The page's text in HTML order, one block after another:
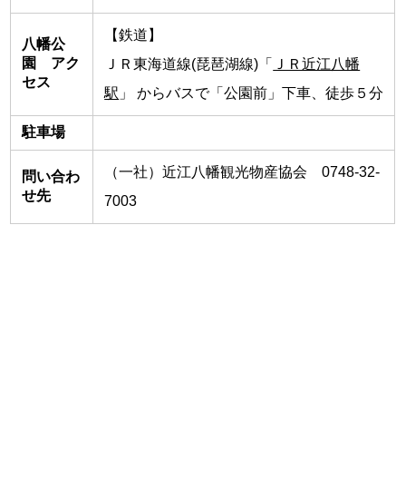
八幡公
園 アク
セス
【鉄道】
ＪＲ東海道線(琵琶湖線)「
ＪＲ近江八幡
駅 」 からバスで「公園前」下車、徒歩５分
駐車場
問い合わ
せ先
（一社）近江八幡観光物産協会 0748-32-
7003